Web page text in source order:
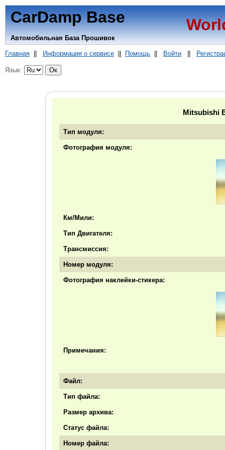
CarDamp Base
Автомобильная База Прошивок
Главная|| Информация о сервисе|| Помощь|| Войти||
Язык:
Mitsubishi
Тип модуля:
Фотография модуля:
Км/Мили:
Тип Двигателя:
Трансмиссия:
Номер модуля:
Фотография наклейки-стикера:
Примечания:
Файл:
Тип файла:
Размер архива:
Статус файла:
Номер файла: